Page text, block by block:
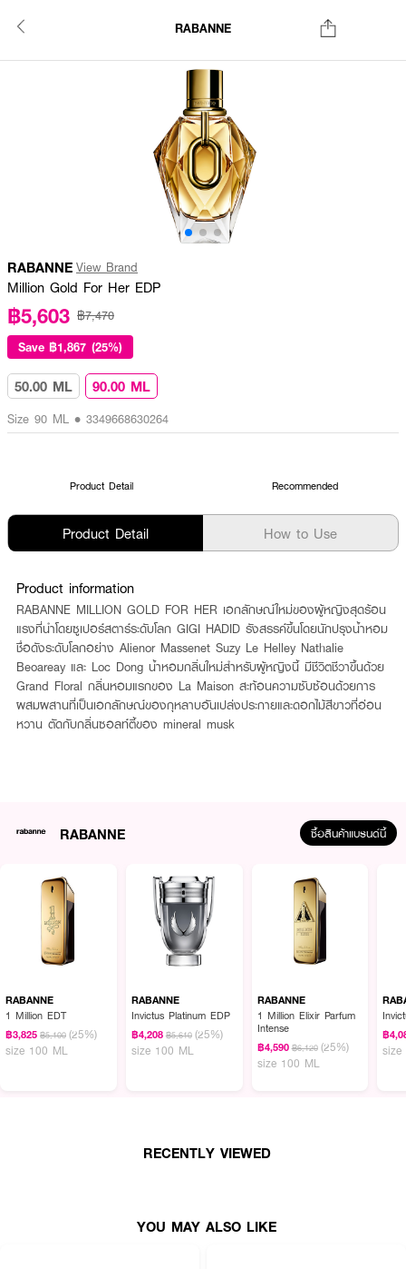
RABANNE
RABANNE View Brand
Million Gold For Her EDP
฿5,603 ฿7,470
Save ฿1,867 (25%)
50.00 ML 90.00 ML
Size 90 ML • 3349668630264
Product Detail Recommended
Product Detail How to Use
Product information
RABANNE MILLION GOLD FOR HER เอกลักษณ์ใหม่ของผู้หญิงสุดร้อน
แรงที่นำโดยซูเปอร์สตาร์ระดับโลก GIGI HADID รังสรรค์ขึ้นโดยนักปรุงน้ำหอม
ชื่อดังระดับโลกอย่าง Alienor Massenet Suzy Le Helley Nathalie
Beoareay และ Loc Dong น้ำหอมกลิ่นใหม่สำหรับผู้หญิงนี้ มีชีวิตชีวาขึ้นด้วย
Grand Floral กลิ่นหอมแรกของ La Maison สะท้อนความซับซ้อนด้วยการ
ผสมผสานที่เป็นเอกลักษณ์ของกุหลาบอันเปล่งประกายและดอกไม้สีขาวที่อ่อน
หวาน ตัดกับกลิ่นซอลท์ตี้ของ mineral musk
RABANNE ซื้อสินค้าแบรนด์นี้
RABANNE
1 Million EDT
฿3,825 ฿5,100 (25%)
size 100 ML
RABANNE
Invictus Platinum EDP
฿4,208 ฿5,610 (25%)
size 100 ML
RABANNE
1 Million Elixir Parfum
Intense
฿4,590 ฿6,120 (25%)
size 100 ML
฿
size
RECENTLY VIEWED
YOU MAY ALSO LIKE